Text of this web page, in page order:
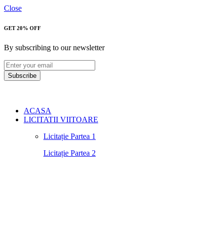
Close
GET 20% OFF
By subscribing to our newsletter
Subscribe
ACASA
LICITATII VIITOARE
Licitație Partea 1
Licitație Partea 2